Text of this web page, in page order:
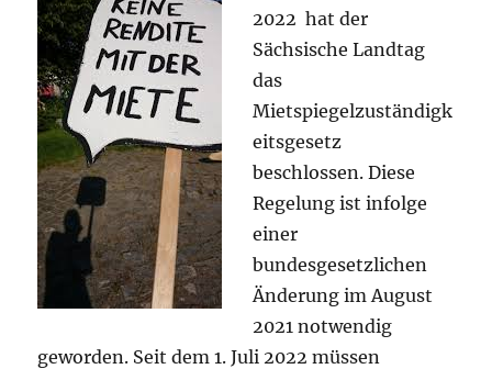
2022 hat der
Sächsische Landtag
das
Mietspiegelzuständigk
eitsgesetz
beschlossen. Diese
Regelung ist infolge
einer
bundesgesetzlichen
Änderung im August
2021 notwendig
geworden. Seit dem 1. Juli 2022 müssen